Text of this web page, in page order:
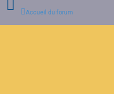
Accueil du forum